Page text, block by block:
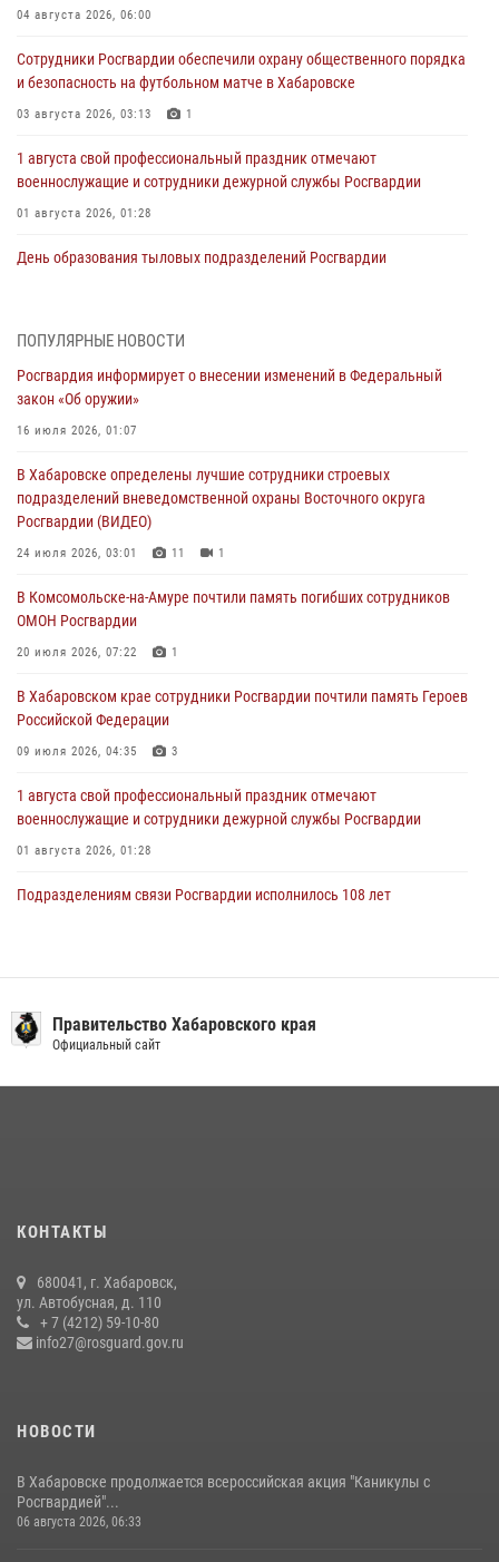
04 августа 2026, 06:00
Сотрудники Росгвардии обеспечили охрану общественного порядка
и безопасность на футбольном матче в Хабаровске
03 августа 2026, 03:13 1
1 августа свой профессиональный праздник отмечают
военнослужащие и сотрудники дежурной службы Росгвардии
01 августа 2026, 01:28
День образования тыловых подразделений Росгвардии
В Управлении Росгвардии по Хабаровскому краю состоялось
избирательного права
31 июля 2026, 03:26
женщине, потерявшей сознание во время массового мероприятия
29 июля 2026, 23:24 2
В Хабаровске продолжается акция «Каникулы с Росгвардией»
За прошедшую неделю в Хабаровском крае росгвардейцы провели
свыше 120 проверок условий хранения оружия
ПОПУЛЯРНЫЕ НОВОСТИ
Росгвардия информирует о внесении изменений в Федеральный
закон «Об оружии»
16 июля 2026, 01:07
В Хабаровске определены лучшие сотрудники строевых
подразделений вневедомственной охраны Восточного округа
Росгвардии (ВИДЕО)
24 июля 2026, 03:01 11 1
В Комсомольске-на-Амуре почтили память погибших сотрудников
ОМОН Росгвардии
20 июля 2026, 07:22 1
В Хабаровском крае сотрудники Росгвардии почтили память Героев
Российской Федерации
09 июля 2026, 04:35 3
1 августа свой профессиональный праздник отмечают
военнослужащие и сотрудники дежурной службы Росгвардии
01 августа 2026, 01:28
Подразделениям связи Росгвардии исполнилось 108 лет
13 июля 2026, 00:31
04 августа 2026, 23:41
гражданам государственные услуги в сфере оборота оружия,
частной детективной и охранной деятельности
17 июля 2026, 03:45
Правительство Хабаровского края
Официальный сайт
КОНТАКТЫ
680041, г. Хабаровск,
ул. Автобусная, д. 110
+ 7 (4212) 59-10-80
info27@rosguard.gov.ru
НОВОСТИ
В Хабаровске продолжается всероссийская акция "Каникулы с
Росгвардией"...
06 августа 2026, 06:33